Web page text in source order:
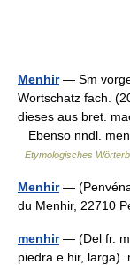
Menhir— Sm
Wortschatz fach.
dieses aus bret.
Ebenso nndl.
Etymologisches
Menhir—
du Menhir, 22710
menhir— (Del fr.
piedra e hir, larga).